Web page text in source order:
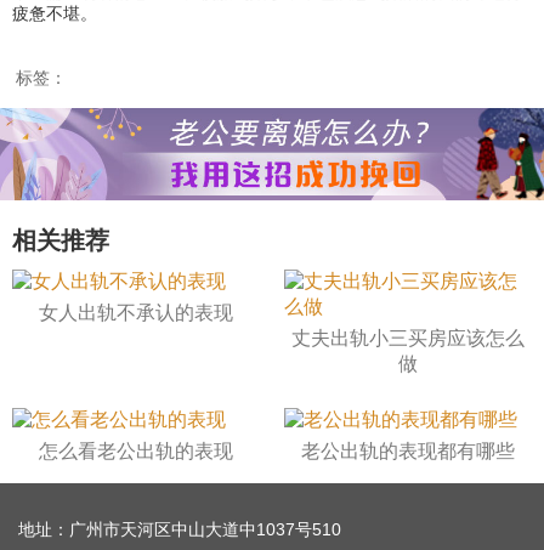
疲惫不堪。
标签：
相关推荐
女人出轨不承认的表现
丈夫出轨小三买房应该怎么
做
怎么看老公出轨的表现 老公出轨的表现都有哪些
地址：广州市天河区中山大道中1037号510